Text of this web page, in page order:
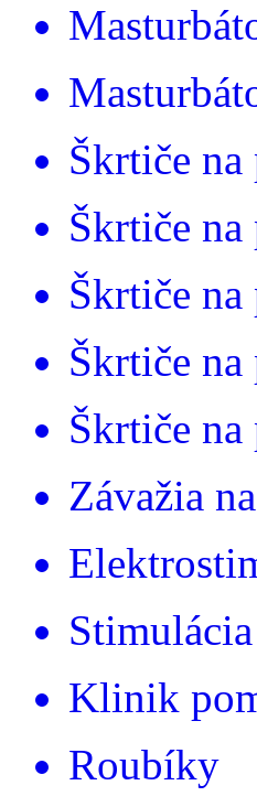
Škrtiče na
Škrtiče na
Škrtiče
Škrtiče na
Škrtiče
Závažia
Klinik
Roubíky